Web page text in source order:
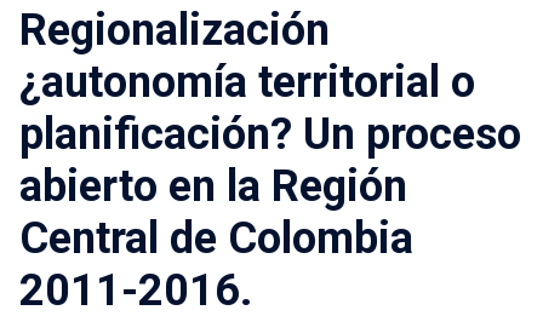
FACULTAD DE ARQUITECTURA, DISEÑO Y ESTUDIOS URBANOS
Regionalización
¿autonomía territorial o
planificación? Un proceso
abierto en la Región
Central de Colombia
2011-2016.